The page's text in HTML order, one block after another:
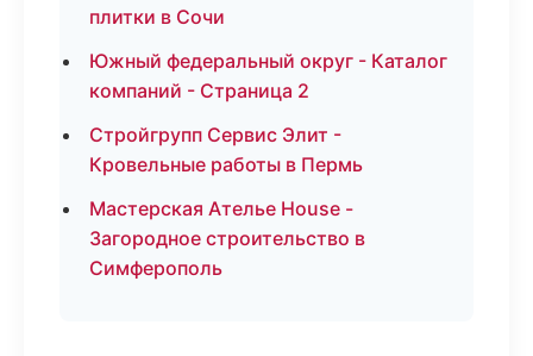
плитки в Сочи
Южный федеральный округ - Каталог
компаний - Страница 2
Стройгрупп Сервис Элит -
Кровельные работы в Пермь
Мастерская Ателье House -
Загородное строительство в
Симферополь